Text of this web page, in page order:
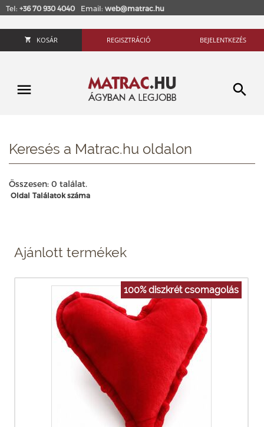
Tel: +36 70 930 4040 Email: web@matrac.hu
KOSÁR REGISZTRÁCIÓ BEJELENTKEZÉS
Keresés a Matrac.hu oldalon
Összesen: 0 találat.
Oldal Találatok száma
Ajánlott termékek
100% diszkrét csomagolás